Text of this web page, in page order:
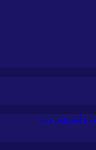
و آموزشی و…)